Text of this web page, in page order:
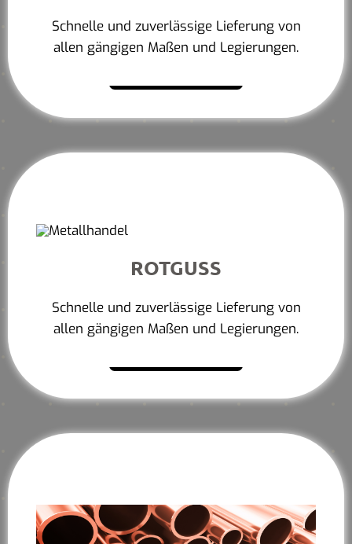
Schnelle und zuverlässige Lieferung von
allen gängigen Maßen und Legierungen.
ROTGUSS
Schnelle und zuverlässige Lieferung von
allen gängigen Maßen und Legierungen.